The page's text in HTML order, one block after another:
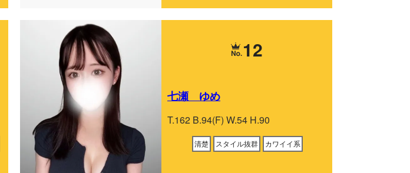
12
七瀬 ゆめ
T.162 B.94(F) W.54 H.90
清楚 スタイル抜群 カワイイ系